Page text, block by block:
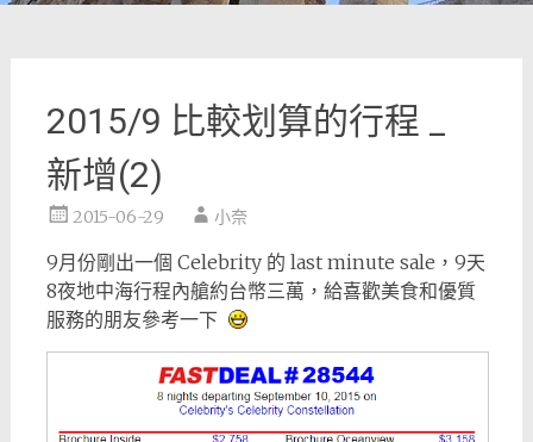
2015/9 比較划算的行程 _
新增(2)
2015-06-29 小奈
9月份剛出一個 Celebrity 的 last minute sale，9天
8夜地中海行程內艙約台幣三萬，給喜歡美食和優質
服務的朋友參考一下